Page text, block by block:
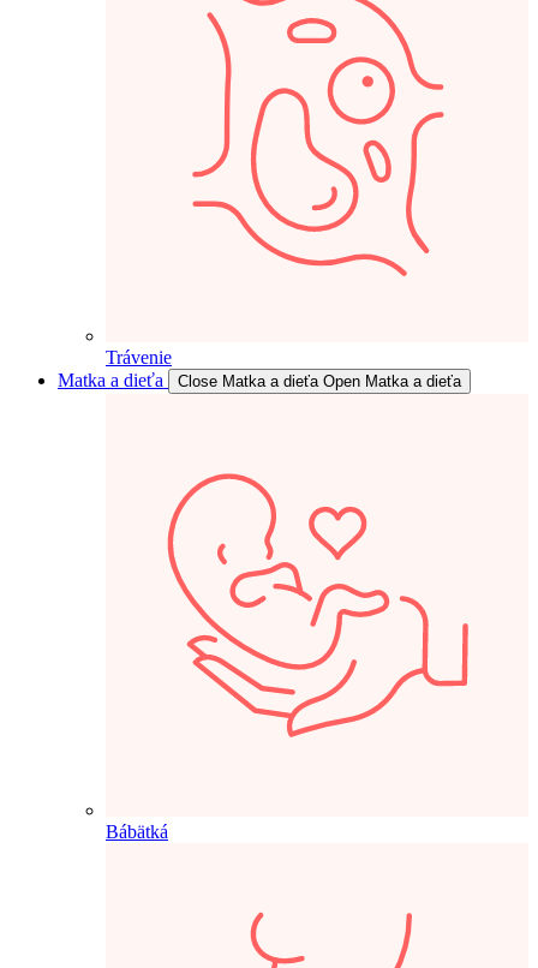
Trávenie
Matka a dieťa
Close Matka a dieťa Open Matka a dieťa
Bábätká